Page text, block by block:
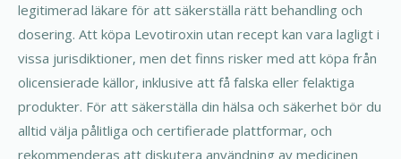
legitimerad läkare för att säkerställa rätt behandling och
dosering. Att köpa Levotiroxin utan recept kan vara lagligt i
vissa jurisdiktioner, men det finns risker med att köpa från
olicensierade källor, inklusive att få falska eller felaktiga
produkter. För att säkerställa din hälsa och säkerhet bör du
alltid välja pålitliga och certifierade plattformar, och
rekommenderas att diskutera användning av medicinen